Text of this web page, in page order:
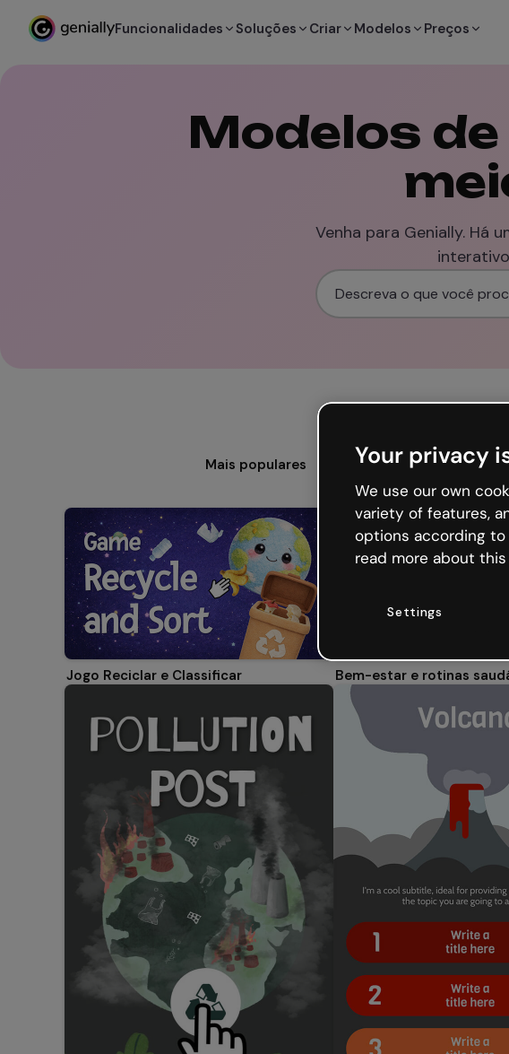
Funcionalidades Soluções Criar Modelos Preços
Modelos
Venha para Genially. Há
Mais populares Jogos Apresentações
Jogo Reciclar e Classificar Bem-estar e rotinas
Your privacy
We use our own
variety of features,
options according to
read more about
Settings